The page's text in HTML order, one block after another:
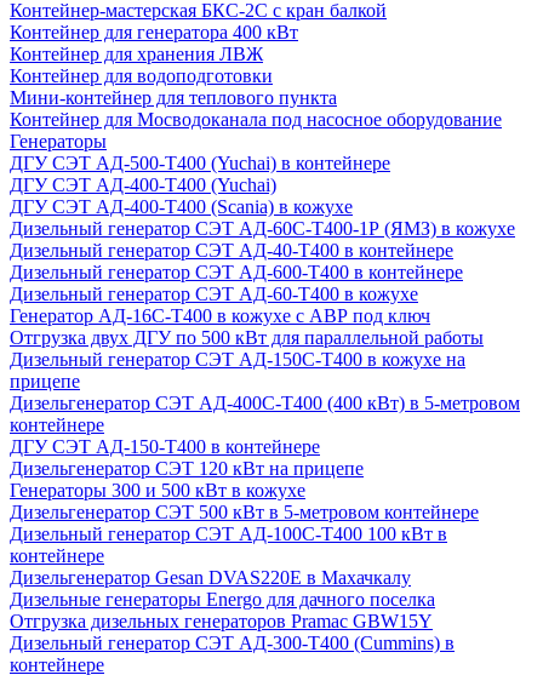
Контейнер-мастерская БКС-2С с кран балкой
Контейнер для генератора 400 кВт
Контейнер для хранения ЛВЖ
Контейнер для водоподготовки
Мини-контейнер для теплового пункта
Контейнер для Мосводоканала под насосное оборудование
Генераторы
ДГУ СЭТ АД-500-Т400 (Yuchai) в контейнере
ДГУ СЭТ АД-400-Т400 (Yuchai)
ДГУ СЭТ АД-400-Т400 (Scania) в кожухе
Дизельный генератор СЭТ АД-60С-Т400-1Р (ЯМЗ) в кожухе
Дизельный генератор СЭТ АД-40-Т400 в контейнере
Дизельный генератор СЭТ АД-600-Т400 в контейнере
Дизельный генератор СЭТ АД-60-Т400 в кожухе
Генератор АД-16С-Т400 в кожухе с АВР под ключ
Отгрузка двух ДГУ по 500 кВт для параллельной работы
Дизельный генератор СЭТ АД-150С-Т400 в кожухе на
прицепе
Дизельгенератор СЭТ АД-400С-Т400 (400 кВт) в 5-метровом
контейнере
ДГУ СЭТ АД-150-Т400 в контейнере
Дизельгенератор СЭТ 120 кВт на прицепе
Генераторы 300 и 500 кВт в кожухе
Дизельгенератор СЭТ 500 кВт в 5-метровом контейнере
Дизельный генератор СЭТ АД-100С-Т400 100 кВт в
контейнере
Дизельгенератор Gesan DVAS220E в Махачкалу
Дизельные генераторы Energo для дачного поселка
Отгрузка дизельных генераторов Pramac GВW15Y
Дизельный генератор СЭТ АД-300-Т400 (Cummins) в
контейнере